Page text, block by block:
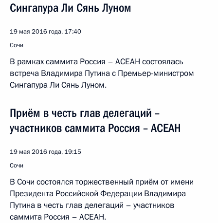
Сингапура Ли Сянь Луном
19 мая 2016 года, 17:40
Сочи
В рамках саммита Россия – АСЕАН состоялась
встреча Владимира Путина с Премьер-министром
Сингапура Ли Сянь Луном.
Приём в честь глав делегаций –
участников саммита Россия – АСЕАН
19 мая 2016 года, 19:15
Сочи
В Сочи состоялся торжественный приём от имени
Президента Российской Федерации Владимира
Путина в честь глав делегаций – участников
саммита Россия – АСЕАН.